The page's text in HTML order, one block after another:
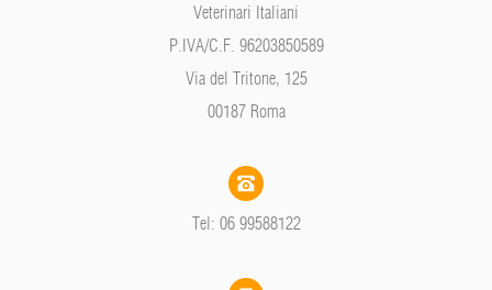
Veterinari Italiani
P.IVA/C.F. 96203850589
Via del Tritone, 125
00187 Roma
Tel: 06 99588122